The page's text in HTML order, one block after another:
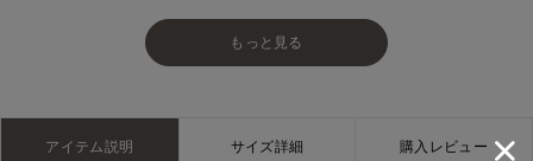
もっと見る
アイテム説明 サイズ詳細 購入レビュー